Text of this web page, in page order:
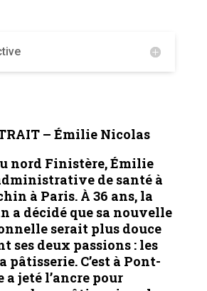
– Émilie Nicolas
nord Finistère, Émilie
de santé à
à Paris. À 36 ans, la
a décidé que sa nouvelle
serait plus douce
ses deux passions : les
pâtisserie. C’est à Pont-
a jeté l’ancre pour